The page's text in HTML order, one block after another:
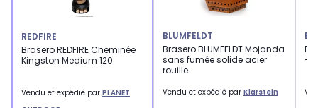
REDFIRE
Brasero REDFIRE Cheminée
Kingston Medium 120
Vendu et expédié par PLANET
BLUMFELDT
Brasero BLUMFELDT Mojanda
sans fumée solide acier
rouille
Vendu et expédié par Klarstein
-